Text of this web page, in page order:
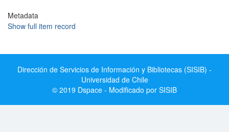
Metadata
Show full item record
Dirección de Servicios de Información y Bibliotecas (SISIB) -
Universidad de Chile
© 2019 Dspace - Modificado por SISIB